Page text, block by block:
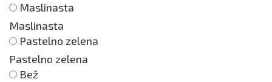
Maslinasta
Maslinasta
Pastelno zelena
Pastelno zelena
Bež